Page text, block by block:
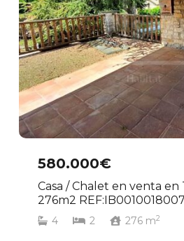
580.000€
Casa / Chalet en venta en
276m2
4 2 276m2